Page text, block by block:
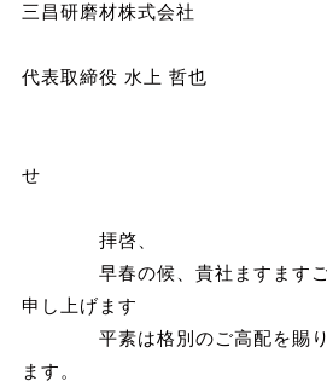
三昌研磨材株式会社
代表取締役 水上 哲也
事務所移転
せ
拝啓、
早春の候、貴社ますますご
申し上げます
平素は格別のご高配を賜り
ます。